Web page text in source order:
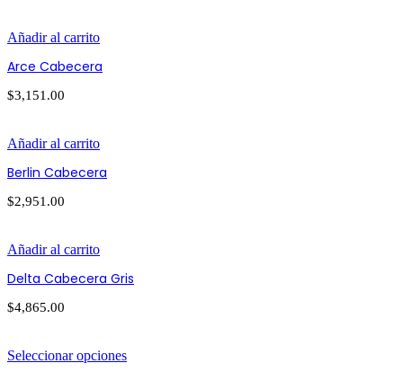
Añadir al carrito
Arce Cabecera
$3,151.00
Añadir al carrito
Berlin Cabecera
$2,951.00
Añadir al carrito
Delta Cabecera Gris
$4,865.00
Seleccionar opciones